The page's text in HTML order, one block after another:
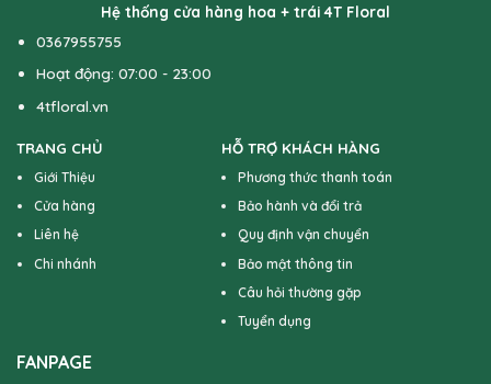
Hệ thống cửa hàng hoa + trái 4T Floral
0367955755
Hoạt động: 07:00 - 23:00
4tfloral.vn
TRANG CHỦ
Giới Thiệu
Cửa hàng
Liên hệ
Chi nhánh
HỖ TRỢ KHÁCH HÀNG
Phương thức thanh toán
Bảo hành và đổi trả
Quy định vận chuyển
Bảo mật thông tin
Câu hỏi thường gặp
Tuyển dụng
FANPAGE